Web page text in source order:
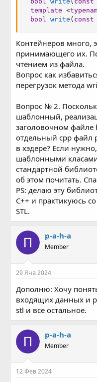
template
<
bool
write ( const
Контейнеров много,
принимающего их.
чтением из файла.
Вопрос как
перегрузок метода
Вопрос № 2.
шаблонный,
заголовочном файле
отдельный cpp файл
в хэдере? Если
шаблонными
стандартной
об этом почитать.
PS: делаю эту
С++ и практикуюсь
STL.
p-a-h-a
Member
29 Янв 2024
Дополню: Хочу
входящих данных и
stl и все остальное.
p-a-h-a
Member
12 Фев 2024